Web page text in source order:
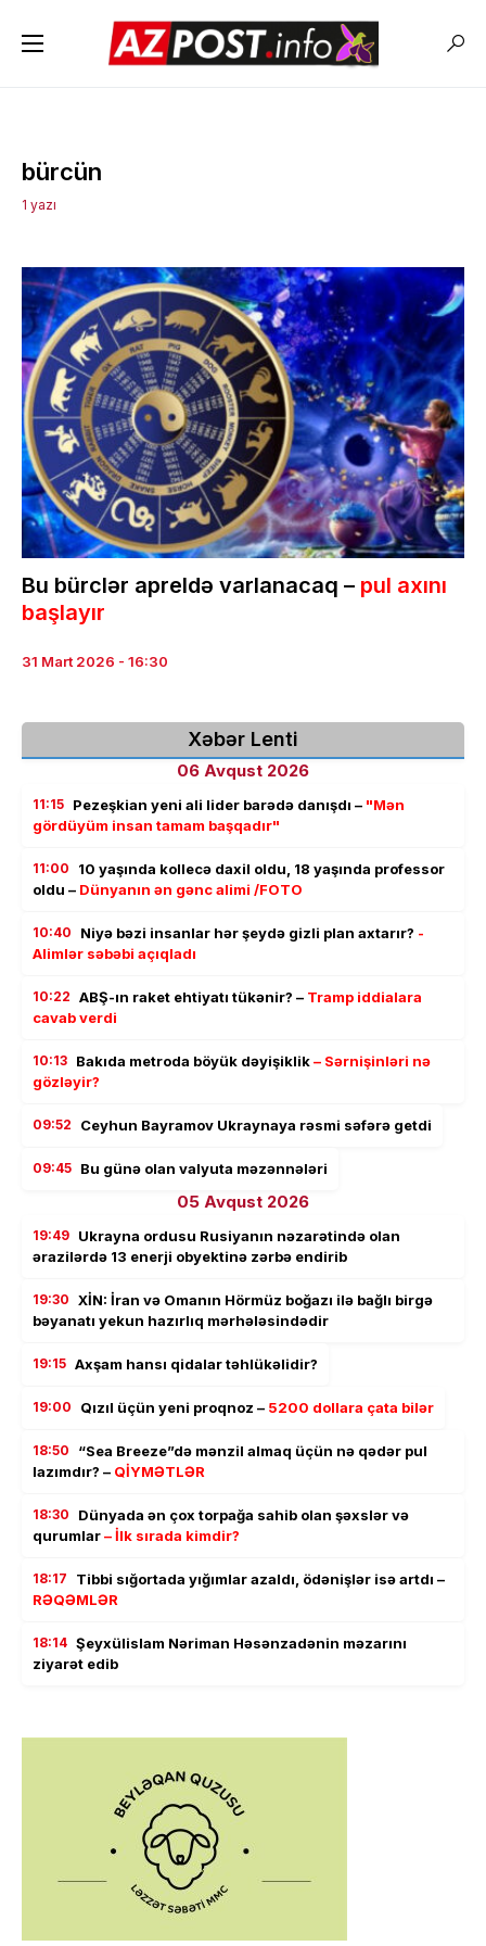
bürcün
1 yazı
Bu bürclər apreldə varlanacaq – pul axını
başlayır
31 Mart 2026 - 16:30
Xəbər Lenti
06 Avqust 2026
11:15 Pezeşkian yeni ali lider barədə danışdı – "Mən
gördüyüm insan tamam başqadır"
11:00
10 yaşında kollecə daxil oldu, 18 yaşında professor
oldu – Dünyanın ən gənc alimi /FOTO
10:40 Niyə bəzi insanlar hər şeydə gizli plan axtarır? -
Alimlər səbəbi açıqladı
10:22 ABŞ-ın raket ehtiyatı tükənir? – Tramp iddialara
cavab verdi
10:13 Bakıda metroda böyük dəyişiklik– Sərnişinləri nə
gözləyir?
09:52 Ceyhun Bayramov Ukraynaya rəsmi səfərə getdi
09:45 Bu günə olan valyuta məzənnələri
05 Avqust 2026
19:49 Ukrayna ordusu Rusiyanın nəzarətində olan
ərazilərdə 13 enerji obyektinə zərbə endirib
19:30 XİN: İran və Omanın Hörmüz boğazı ilə bağlı birgə
bəyanatı yekun hazırlıq mərhələsindədir
19:15 Axşam hansı qidalar təhlükəlidir?
19:00 Qızıl üçün yeni proqnoz – 5200 dollara çata bilər
18:50
“Sea Breeze”də mənzil almaq üçün nə qədər pul
lazımdır? – QİYMƏTLƏR
18:30
Dünyada ən çox torpağa sahib olan şəxslər və
qurumlar– İlk sırada kimdir?
18:17
Tibbi sığortada yığımlar azaldı, ödənişlər isə artdı –
RƏQƏMLƏR
18:14 Şeyxülislam Nəriman Həsənzadənin məzarını
ziyarət edib